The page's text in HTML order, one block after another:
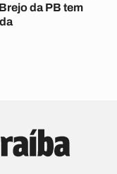
da PB tem